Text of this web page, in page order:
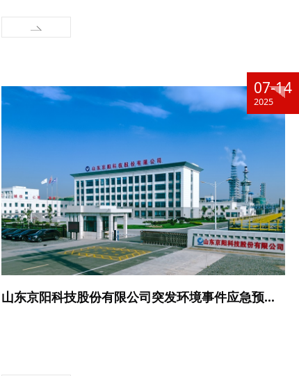
07-14
2025
山东京阳科技股份有限公司突发环境事件应急预案及演练情况公开